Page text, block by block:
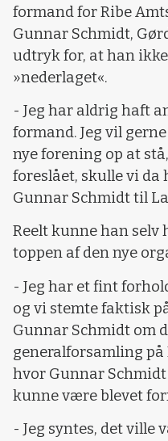
formand for Ribe
Gunnar Schmidt,
udtryk for, at han
»nederlaget«.
- Jeg har aldrig haft
formand. Jeg vil
nye forening op at
foreslået, skulle vi da
Gunnar Schmidt til
Reelt kunne han selv
toppen af den nye
- Jeg har et fint
og vi stemte faktisk
Gunnar Schmidt om
generalforsamling på
hvor Gunnar Schmidt
kunne være blevet
- Jeg syntes, det